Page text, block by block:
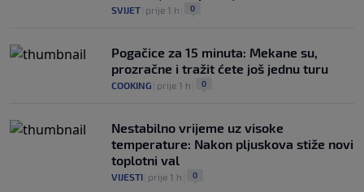
SVIJET prije 1 h 0
Pogačice za 15 minuta: Mekane su,
prozračne i tražit ćete još jednu turu
COOKING prije 1 h 0
Nestabilno vrijeme uz visoke
temperature: Nakon pljuskova stiže novi
toplotni val
VIJESTI prije 1 h 0